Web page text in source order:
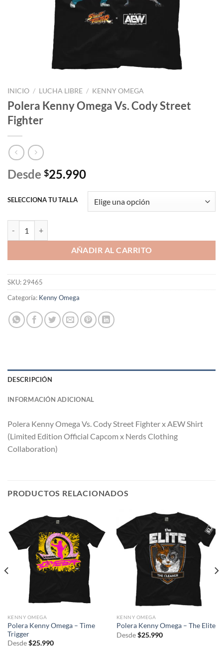
INICIO / LUCHA LIBRE / KENNY OMEGA
Polera Kenny Omega Vs. Cody Street
Fighter
Desde $25.990
SELECCIONA TU TALLA
AÑADIR AL CARRITO
SKU:29465
Categoría: Kenny Omega
DESCRIPCIÓN
INFORMACIÓN ADICIONAL
Polera Kenny Omega Vs. Cody Street Fighter x AEW Shirt
(Limited Edition Official Capcom x Nerds Clothing
Collaboration)
PRODUCTOS RELACIONADOS
KENNY OMEGA
Polera Kenny Omega – Time
Trigger
Desde $25.990
KENNY OMEGA
Polera Kenny Omega – The Elite
Desde $25.990